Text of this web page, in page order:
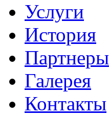
Услуги
История
Партнеры
Галерея
Контакты